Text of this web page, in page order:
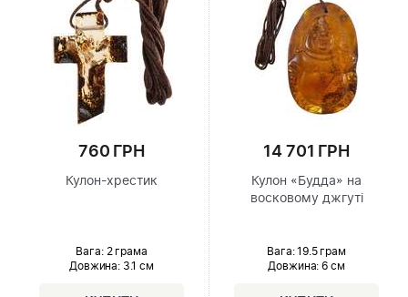
760 ГРН
Кулон-хрестик
Вага: 2 грама
Довжина:3.1 см
14 701 ГРН
Кулон «Будда» на
восковому джгуті
Вага: 19.5 грам
Довжина: 6 см